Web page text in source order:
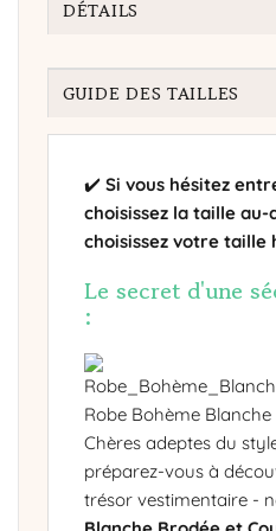
DÉTAILS
GUIDE DES TAILLES
✔️Si vous hésitez
choisissez la taille au-
choisissez votre taille
Le secret d'une
:
Robe Bohème
Chères adeptes du
préparez-vous à
trésor vestimentaire -